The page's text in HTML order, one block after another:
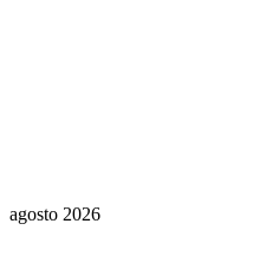
agosto 2026